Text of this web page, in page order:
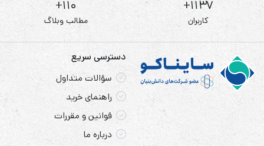
1137+
کاربران
110+
مطالب وبلاگ
دسترسی سریع
سؤالات متداول
راهنمای خرید
قوانین و مقررات
درباره ما